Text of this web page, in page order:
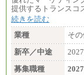
提供するトランスコ
続きを読む
業種
そ
新卒／中途
募集職種